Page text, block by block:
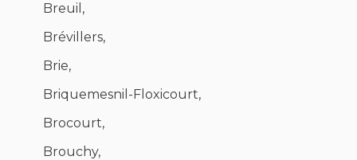
Breuil,
Brévillers,
Brie,
Briquemesnil-Floxicourt,
Brocourt,
Brouchy,